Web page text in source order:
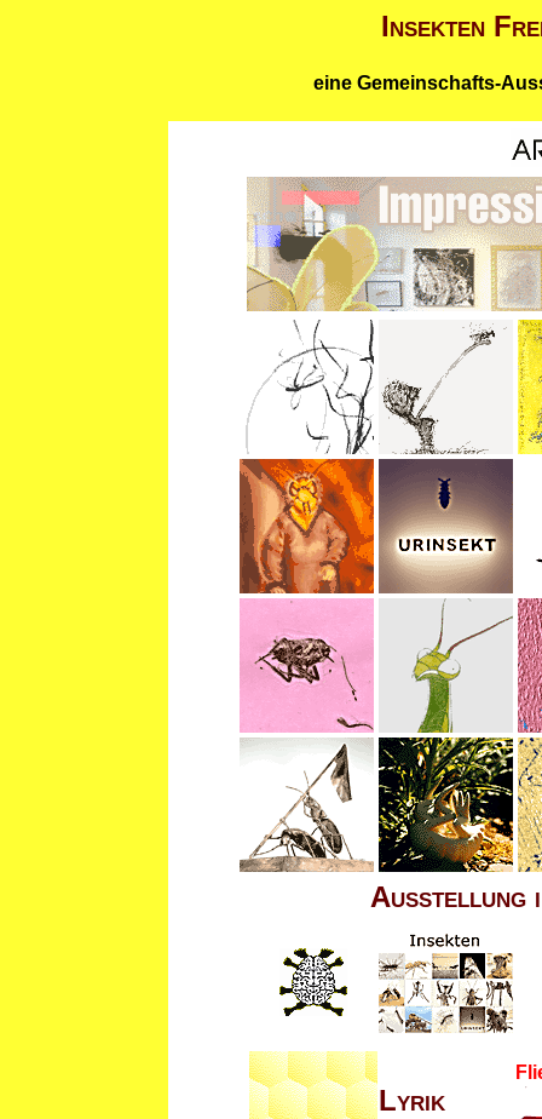
Insekten
eine Gemeinschafts-
Ausstellung
Lyrik